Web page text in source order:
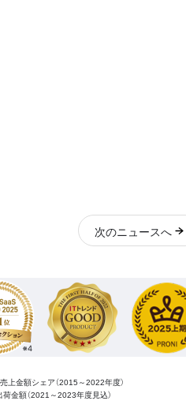
次のニュースへ
上金額シェア（2015～2022年度）
金額（2021～2023年度見込）